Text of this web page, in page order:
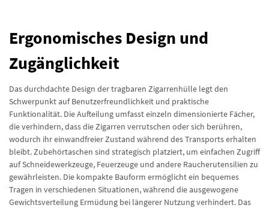
Ergonomisches Design und
Zugänglichkeit
Das durchdachte Design der tragbaren Zigarrenhülle legt den
Schwerpunkt auf Benutzerfreundlichkeit und praktische
Funktionalität. Die Aufteilung umfasst einzeln dimensionierte Fächer,
die verhindern, dass die Zigarren verrutschen oder sich berühren,
wodurch ihr einwandfreier Zustand während des Transports erhalten
bleibt. Zubehörtaschen sind strategisch platziert, um einfachen Zugriff
auf Schneidewerkzeuge, Feuerzeuge und andere Raucherutensilien zu
gewährleisten. Die kompakte Bauform ermöglicht ein bequemes
Tragen in verschiedenen Situationen, während die ausgewogene
Gewichtsverteilung Ermüdung bei längerer Nutzung verhindert. Das